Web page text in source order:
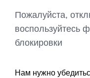
Пожалуйста,
воспользуйтесь
блокировки
Нам нужно